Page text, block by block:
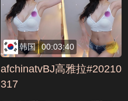
韩国 00:03:40
afchinatvBJ高雅拉#20210
317